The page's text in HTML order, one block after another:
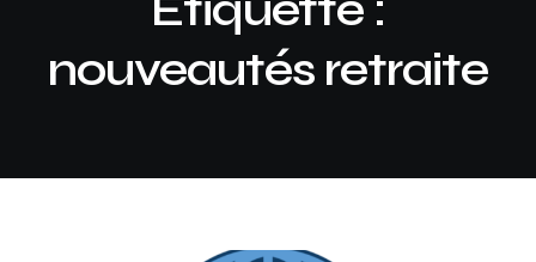
nouveautés retraite